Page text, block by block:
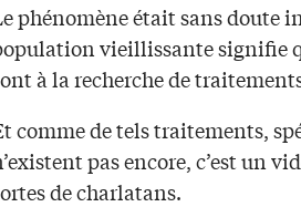
phénomène était sans doute
vieillissante signifie
à la recherche de
comme de tels traitements,
pas encore, c’est un
de charlatans.